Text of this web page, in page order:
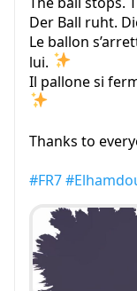
Der Ball ruht.
Le ballon
lui.
Il pallone si
Thanks to
#FR7